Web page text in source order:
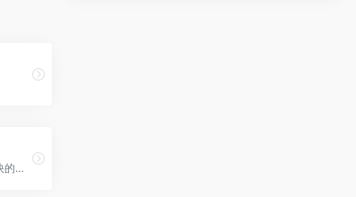
阿里云盘是一款速度快的个人网盘